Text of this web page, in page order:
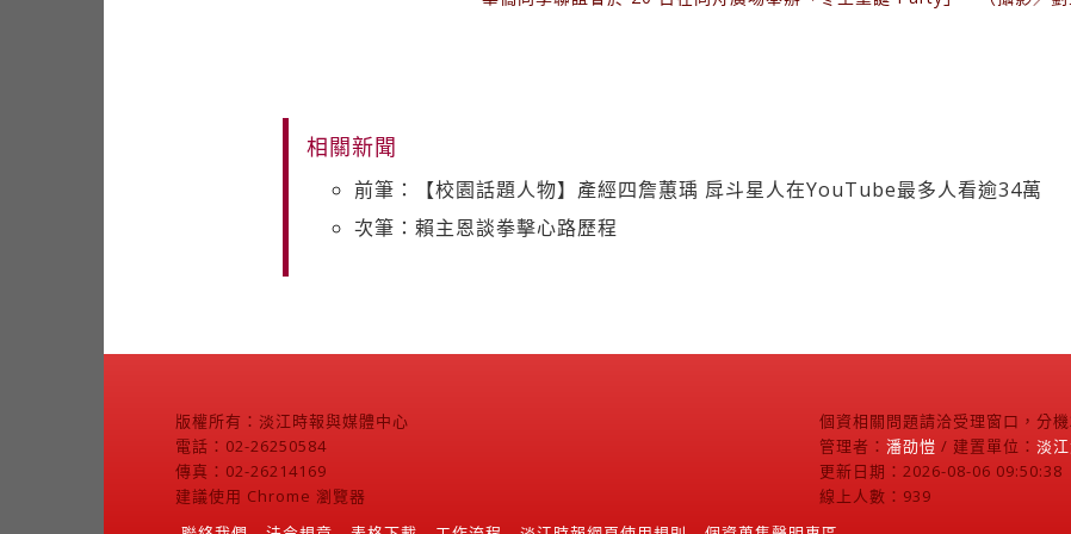
相關新聞
前筆：【校園話題人物】產經四詹蕙瑀 戽斗星人在YouTube最多人看逾34萬
次筆：賴主恩談拳擊心路歷程
版權所有：淡江時報與媒體中心
電話：02-26250584
傳真：02-26214169
建議使用 Chrome 瀏覽器
個資相關問題請洽受理窗口，分
管理者： 潘劭愷 / 建置單位： 淡
更新日期：2026-08-06 09:50:38
線上人數：939